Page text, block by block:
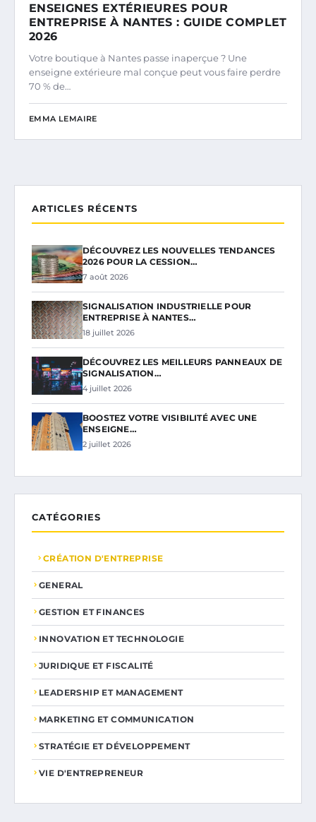
ENSEIGNES EXTÉRIEURES POUR
ENTREPRISE À NANTES : GUIDE COMPLET
2026
Votre boutique à Nantes passe inaperçue ? Une
enseigne extérieure mal conçue peut vous faire perdre
70 % de…
EMMA LEMAIRE
ARTICLES RÉCENTS
DÉCOUVREZ LES NOUVELLES TENDANCES
2026 POUR LA CESSION…
7 août 2026
SIGNALISATION INDUSTRIELLE POUR
ENTREPRISE À NANTES…
18 juillet 2026
DÉCOUVREZ LES MEILLEURS PANNEAUX DE
SIGNALISATION…
4 juillet 2026
BOOSTEZ VOTRE VISIBILITÉ AVEC UNE
ENSEIGNE…
2 juillet 2026
CATÉGORIES
CRÉATION D'ENTREPRISE
GENERAL
GESTION ET FINANCES
INNOVATION ET TECHNOLOGIE
JURIDIQUE ET FISCALITÉ
LEADERSHIP ET MANAGEMENT
MARKETING ET COMMUNICATION
STRATÉGIE ET DÉVELOPPEMENT
VIE D'ENTREPRENEUR